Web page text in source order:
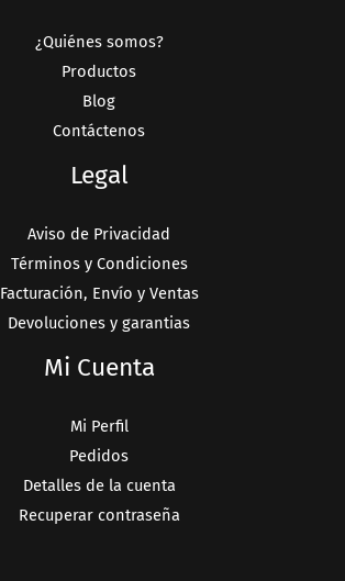
¿Quiénes somos?
Productos
Blog
Contáctenos
Legal
Aviso de Privacidad
Términos y Condiciones
Facturación, Envío y Ventas
Devoluciones y garantias
Mi Cuenta
Mi Perfil
Pedidos
Detalles de la cuenta
Recuperar contraseña